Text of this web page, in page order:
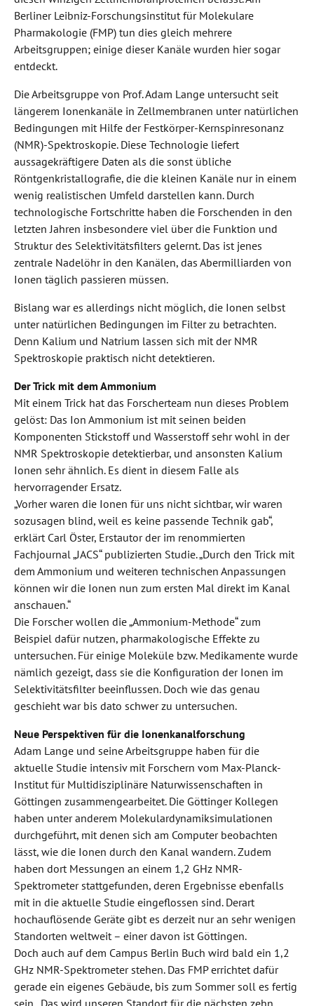
Berliner Leibniz-Forschungsinstitut für Molekulare
Pharmakologie (FMP) tun dies gleich mehrere
Arbeitsgruppen; einige dieser Kanäle wurden hier sogar
entdeckt.
Die Arbeitsgruppe von Prof. Adam Lange untersucht seit
längerem Ionenkanäle in Zellmembranen unter natürlichen
Bedingungen mit Hilfe der Festkörper-Kernspinresonanz
(NMR)-Spektroskopie. Diese Technologie liefert
aussagekräftigere Daten als die sonst übliche
Röntgenkristallografie, die die kleinen Kanäle nur in einem
wenig realistischen Umfeld darstellen kann. Durch
technologische Fortschritte haben die Forschenden in den
letzten Jahren insbesondere viel über die Funktion und
Struktur des Selektivitätsfilters gelernt. Das ist jenes
zentrale Nadelöhr in den Kanälen, das Abermilliarden von
Ionen täglich passieren müssen.
Bislang war es allerdings nicht möglich, die Ionen selbst
unter natürlichen Bedingungen im Filter zu betrachten.
Denn Kalium und Natrium lassen sich mit der NMR
Spektroskopie praktisch nicht detektieren.
Der Trick mit dem Ammonium
Mit einem Trick hat das Forscherteam nun dieses Problem
gelöst: Das Ion Ammonium ist mit seinen beiden
Komponenten Stickstoff und Wasserstoff sehr wohl in der
NMR Spektroskopie detektierbar, und ansonsten Kalium
Ionen sehr ähnlich. Es dient in diesem Falle als
hervorragender Ersatz.
„Vorher waren die Ionen für uns nicht sichtbar, wir waren
sozusagen blind, weil es keine passende Technik gab“,
erklärt Carl Öster, Erstautor der im renommierten
Fachjournal „JACS“ publizierten Studie. „Durch den Trick mit
dem Ammonium und weiteren technischen Anpassungen
können wir die Ionen nun zum ersten Mal direkt im Kanal
anschauen.“
Die Forscher wollen die „Ammonium-Methode“ zum
Beispiel dafür nutzen, pharmakologische Effekte zu
untersuchen. Für einige Moleküle bzw. Medikamente wurde
nämlich gezeigt, dass sie die Konfiguration der Ionen im
Selektivitätsfilter beeinflussen. Doch wie das genau
geschieht war bis dato schwer zu untersuchen.
Neue Perspektiven für die Ionenkanalforschung
Adam Lange und seine Arbeitsgruppe haben für die
aktuelle Studie intensiv mit Forschern vom Max-Planck-
Institut für Multidisziplinäre Naturwissenschaften in
Göttingen zusammengearbeitet. Die Göttinger Kollegen
haben unter anderem Molekulardynamiksimulationen
durchgeführt, mit denen sich am Computer beobachten
lässt, wie die Ionen durch den Kanal wandern. Zudem
haben dort Messungen an einem 1,2 GHz NMR-
Spektrometer stattgefunden, deren Ergebnisse ebenfalls
mit in die aktuelle Studie eingeflossen sind. Derart
hochauflösende Geräte gibt es derzeit nur an sehr wenigen
Standorten weltweit – einer davon ist Göttingen.
Doch auch auf dem Campus Berlin Buch wird bald ein 1,2
GHz NMR-Spektrometer stehen. Das FMP errichtet dafür
gerade ein eigenes Gebäude, bis zum Sommer soll es fertig